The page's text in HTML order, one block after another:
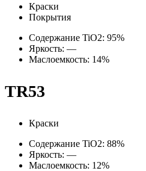
Краски
Покрытия
Содержание TiO2: 95%
Яркость: —
Маслоемкость: 14%
TR53
Краски
Содержание TiO2: 88%
Яркость: —
Маслоемкость: 12%